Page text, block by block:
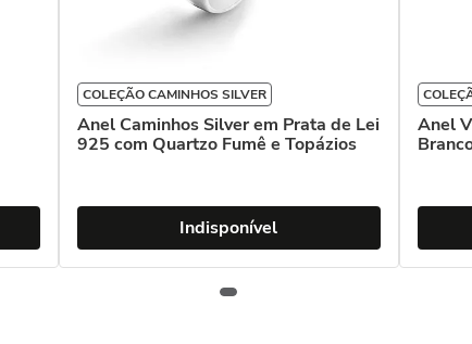
COLEÇÃO CAMINHOS SILVER
Anel Caminhos Silver em Prata de Lei
925 com Quartzo Fumê e Topázios
Indisponível
Anel